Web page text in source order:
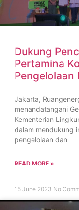
Dukung
Pertamina
Pengelolaan
Jakarta,
menandatangani
Kementerian
dalam mendukung
pengelolaan dan
READ MORE »
15 June 2023 No